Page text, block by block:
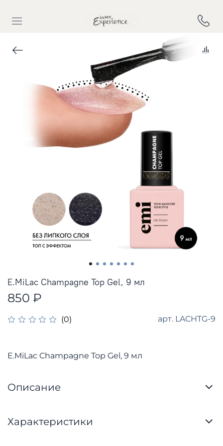
(0) арт. LACHTG-9
E.MiLac Champagne Top Gel, 9 мл
850 ₽
E.MiLac Champagne Top Gel, 9 мл
Описание
Характеристики